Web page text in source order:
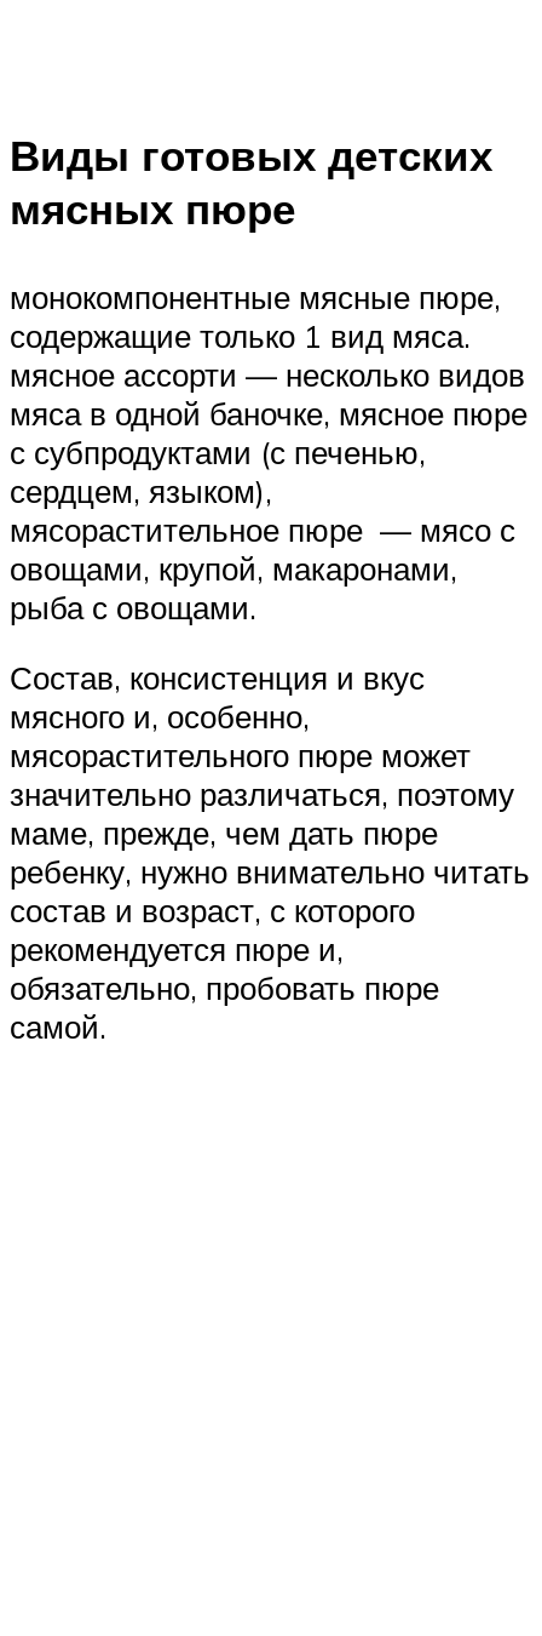
Виды готовых детских
мясных пюре
монокомпонентные мясные пюре,
содержащие только 1 вид мяса.
мясное ассорти — несколько видов
мяса в одной баночке, мясное пюре
с субпродуктами (с печенью,
сердцем, языком),
мясорастительное пюре — мясо с
овощами, крупой, макаронами,
рыба с овощами.
Состав, консистенция и вкус
мясного и, особенно,
мясорастительного пюре может
значительно различаться, поэтому
маме, прежде, чем дать пюре
ребенку, нужно внимательно читать
состав и возраст, с которого
рекомендуется пюре и,
обязательно, пробовать пюре
самой.